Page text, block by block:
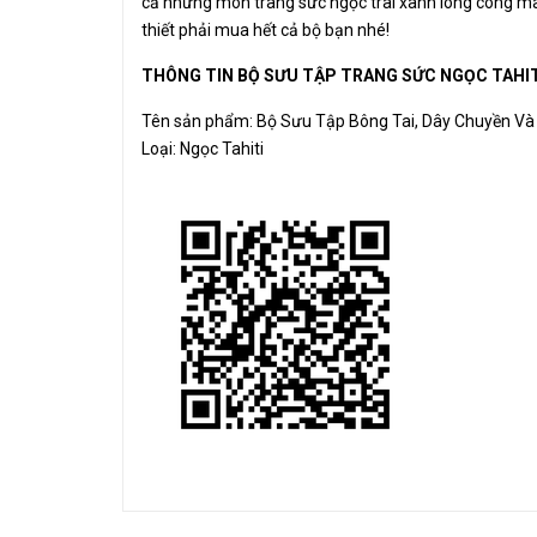
thiết phải mua hết cả bộ bạn nhé!
THÔNG TIN BỘ SƯU TẬP TRANG SỨC NGỌC
Tên sản phẩm: Bộ Sưu Tập Bông Tai, Dây Chuyền
Loại: Ngọc Tahiti